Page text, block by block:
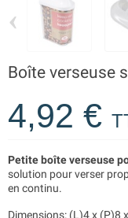
‹
Boîte verseuse
4,92 €
Petite boîte verseuse
solution pourverser
en continu.
Dimensions: (L)4 x (P)8